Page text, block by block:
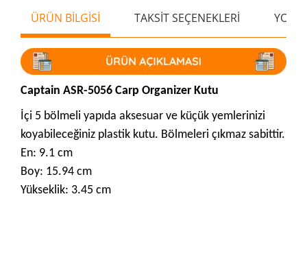
ÜRÜN BİLGİSİ TAKSİT SEÇENEKLERİ
Captain ASR-5056 Carp Organizer Kutu
İçi 5 bölmeli yapıda aksesuar ve küçük yemlerinizi
koyabileceğiniz plastik kutu. Bölmeleri çıkmaz sabittir.
En: 9.1 cm
Boy: 15.94 cm
Yükseklik: 3.45 cm